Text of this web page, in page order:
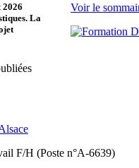
La
Voir le
F/H (Poste n°A-6639)